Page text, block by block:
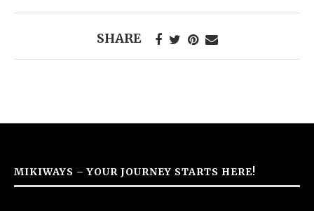
SHARE
MIKIWAYS – YOUR JOURNEY STARTS HERE!